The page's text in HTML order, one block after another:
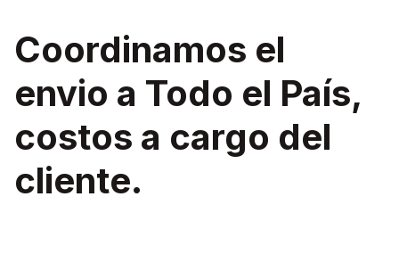
Coordinamos el
envio a Todo el País,
costos a cargo del
cliente.